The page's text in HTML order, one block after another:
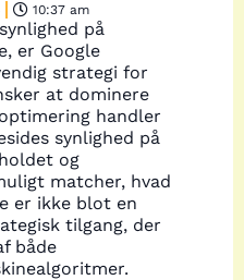
10:37 am
på
er Google
strategi for
at dominere
handler
synlighed på
og
matcher, hvad
er ikke blot en
tilgang, der
både